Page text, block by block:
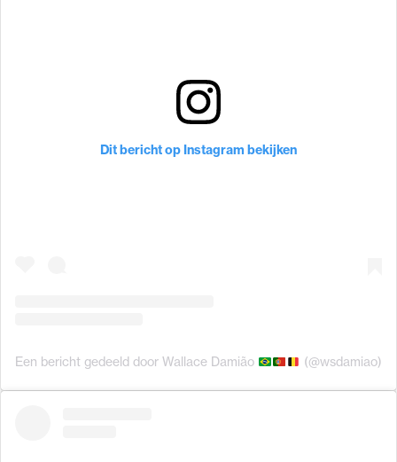
Dit bericht op Instagram bekijken
Een bericht gedeeld door Wallace Damião (@wsdamiao)